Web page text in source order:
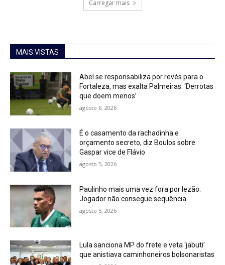
Carregar mais
MAIS VISTAS
Abel se responsabiliza por revés para o
Fortaleza, mas exalta Palmeiras: ‘Derrotas
que doem menos’
agosto 6, 2026
É o casamento da rachadinha e
orçamento secreto, diz Boulos sobre
Gasparvice de Flávio
agosto 5, 2026
Paulinho mais uma vez fora por lezão.
Jogadornão consegue sequência
agosto 5, 2026
Lula sanciona MP do frete e veta ‘jabuti’
queanistiava caminhoneiros bolsonaristas